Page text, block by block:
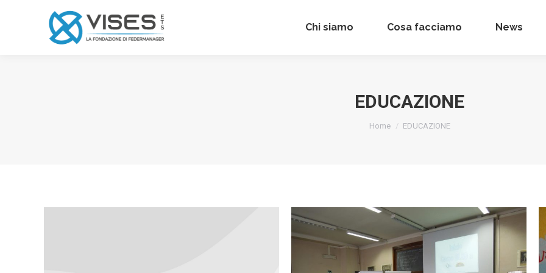
Chi siamo Cosa facciamo News
EDUCAZIONE
Tu sei qui:
Home EDUCAZIONE
Chi siamo Cosa facciamo News